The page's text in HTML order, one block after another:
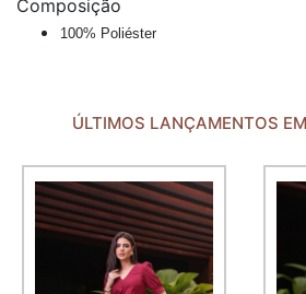
Composição
100% Poliéster
ÚLTIMOS LANÇAMENTOS